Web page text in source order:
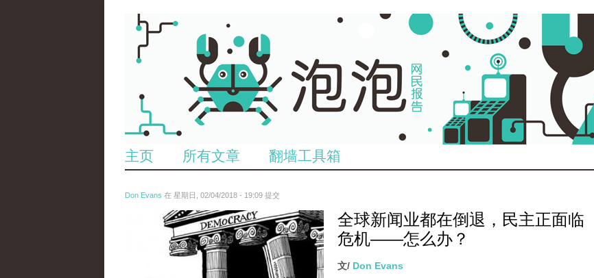
主页 所有文章 翻墙工具箱
Don Evans 在 星期日, 02/04/2018 - 19:09 提交
wechatimg1287.jpeg
全球新闻业都在倒退，民主正面临
危机——怎么办？
文/ Don Evans